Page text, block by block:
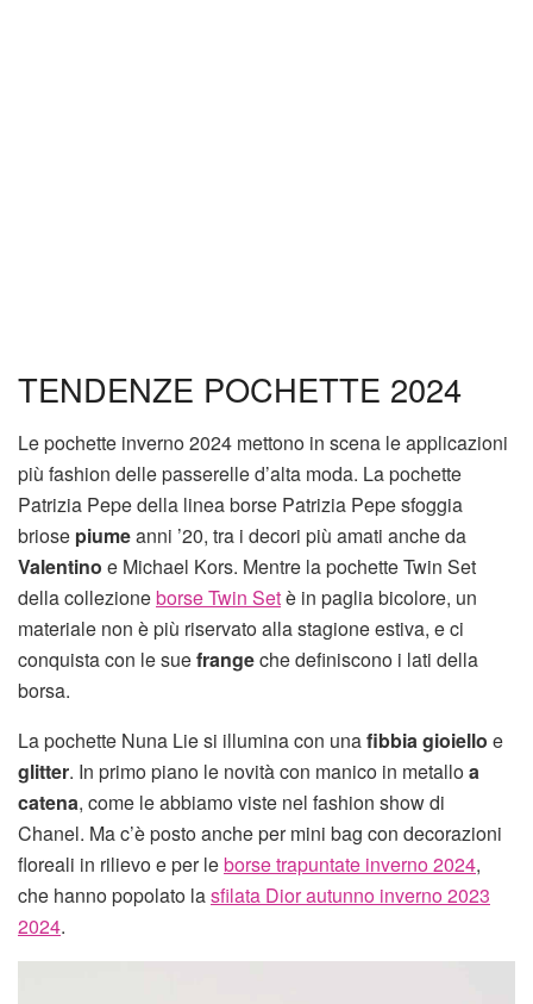
TENDENZE POCHETTE 2024
Le pochette inverno 2024 mettono in scena le applicazioni
più fashion delle passerelle d’alta moda. La pochette
Patrizia Pepe della linea borse Patrizia Pepe sfoggia
briose piumeanni ’20, tra i decori più amati anche da
Valentino e Michael Kors. Mentre la pochette Twin Set
della collezioneborse Twin Setè in paglia bicolore, un
materiale non è più riservato alla stagione estiva, e ci
conquista con le suefrangeche definiscono i lati della
borsa.
La pochette Nuna Lie si illumina con unafibbia gioiello e
glitter. In primo piano le novità con manico in metalloa
catena, come le abbiamo viste nel fashion show di
Chanel. Ma c’è posto anche per mini bag con decorazioni
floreali in rilievo e per leborse trapuntate inverno 2024,
che hanno popolato lasfilata Dior autunno inverno 2023
2024.